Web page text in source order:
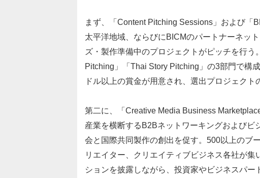
まず、「Content Pitching Sessions」および「
太平洋地域、ならびにBICMのパートナーネッ
ズ・製作準備中のプロジェクトがピッチを行
Pitching」「Thai Story Pitching」の3部門で構
ドル以上の賞金が用意され、選出プロジェクト
第二に、「Creative Media Business
産業を横断するB2Bネットワーキングおよび
会と国際共同製作の創出を促す。500以上のブ
リエイター、クリエイティブビジネス各社が
ションを披露しながら、投資家やビジネスパー